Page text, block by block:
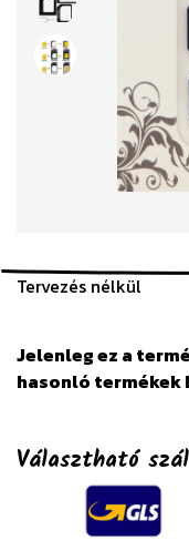
Tervezés nélkül
Jelenleg ez a
hasonló
Választható